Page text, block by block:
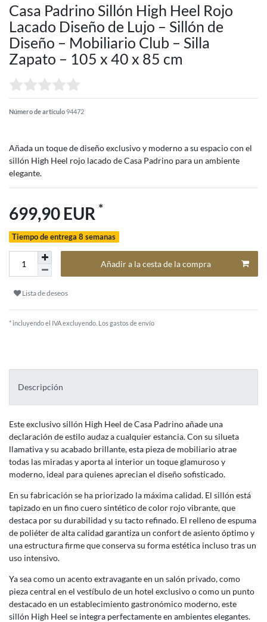
Casa Padrino Sillón High Heel Rojo
Lacado Diseño de Lujo – Sillón de
Diseño – Mobiliario Club – Silla
Zapato – 105 x 40 x 85 cm
Número de artículo 94472
Añada un toque de diseño exclusivo y moderno a su espacio con el
sillón High Heel rojo lacado de Casa Padrino para un ambiente
elegante.
699,90 EUR *
Tiempo de entrega 8 semanas
Añadir a la cesta de la compra
Lista de deseos
* incluyendo el IVA excluyendo. Los gastos de envío
Descripción
Este exclusivo sillón High Heel de Casa Padrino añade una
declaración de estilo audaz a cualquier estancia. Con su silueta
llamativa y su acabado brillante, esta pieza de mobiliario atrae
todas las miradas y aporta al interior un toque glamuroso y
moderno, ideal para quienes aprecian el diseño sofisticado.
En su fabricación se ha priorizado la máxima calidad. El sillón está
tapizado en un fino cuero sintético de color rojo vibrante, que
destaca por su durabilidad y su tacto refinado. El relleno de espuma
de poliéter de alta calidad garantiza un confort de asiento óptimo y
una estructura firme que conserva su forma estética incluso tras un
uso intensivo.
Ya sea como un acento extravagante en un salón privado, como
pieza central en el vestíbulo de un hotel exclusivo o como un punto
destacado en un establecimiento gastronómico moderno, este
sillón High Heel se integra perfectamente en ambientes elegantes.